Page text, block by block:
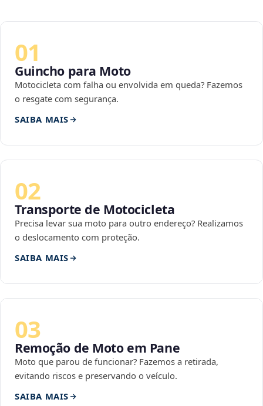
01
Guincho para Moto
Motocicleta com falha ou envolvida em queda? Fazemos
o resgate com segurança.
SAIBA MAIS
02
Transporte de Motocicleta
Precisa levar sua moto para outro endereço? Realizamos
o deslocamento com proteção.
SAIBA MAIS
03
Remoção de Moto em Pane
Moto que parou de funcionar? Fazemos a retirada,
evitando riscos e preservando o veículo.
SAIBA MAIS